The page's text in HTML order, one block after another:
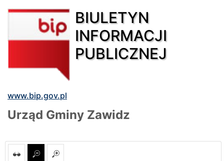
BIULETYN
INFORMACJI
PUBLICZNEJ
www.bip.gov.pl
Urząd Gminy Zawidz